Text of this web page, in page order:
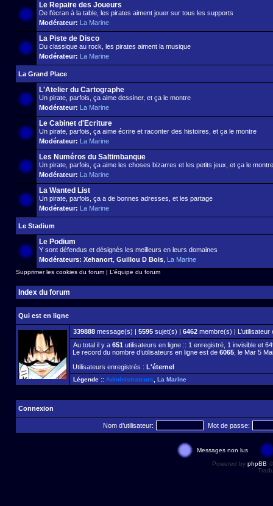
Le Repaire des Joueurs
De l'écran à la table, les pirates aiment jouer sur tous les supports
Modérateur: La Marine
La Piste de Disco
Du classique au rock, les pirates aiment la musique
Modérateur: La Marine
La Grand Place
L'Atelier du Cartographe
Un pirate, parfois, ça aime dessiner, et ça le montre
Modérateur: La Marine
Le Cabinet d'Ecriture
Un pirate, parfois, ça aime écrire et raconter des histoires, et ça le montre
Modérateur: La Marine
Les Numéros du Saltimbanque
Un pirate, parfois, ça aime les choses bizarres et les petits jeux, et ça le montre
Modérateur: La Marine
La Wanted List
Un pirate, parfois, ça a de bonnes adresses, et les partage
Modérateur: La Marine
Le Stadium
Le Podium
Y sont défendus et désignés les meilleurs en leurs domaines
Modérateurs: Xehanort Guillou D Bois La Marine
Supprimer les cookies du forum | L’équipe du forum
Index du forum
Qui est en ligne
339888 message(s) | 5595 sujet(s) | 6462 membre(s) |
Au total il y a 651 utilisateurs en ligne :: 1 enregistré, 1 invisible et
Le record du nombre d’utilisateurs en ligne est de 6065 , le Mar 5
Utilisateurs enregistrés : L'éternel
Légende :: Administrateurs La Marine
Connexion
Nom d’utilisateur: Mot de passe:
Messages non lus
Powered by phpBB